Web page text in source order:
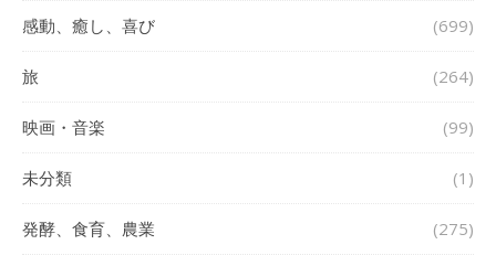
感動、癒し、喜び (699)
旅 (264)
映画・音楽 (99)
未分類 (1)
発酵、食育、農業 (275)